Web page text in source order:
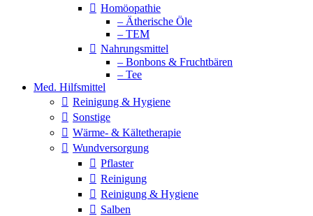
Homöopathie
– Ätherische Öle
– TEM
Nahrungsmittel
– Bonbons & Fruchtbären
– Tee
Med. Hilfsmittel
Reinigung & Hygiene
Sonstige
Wärme- & Kältetherapie
Wundversorgung
Pflaster
Reinigung
Reinigung & Hygiene
Salben